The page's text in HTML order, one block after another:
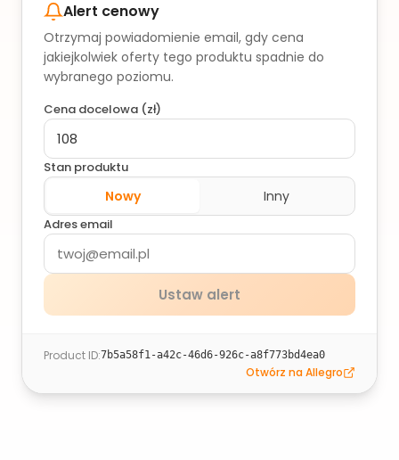
Alert cenowy
Otrzymaj powiadomienie email, gdy cena
jakiejkolwiek oferty tego produktu spadnie do
wybranego poziomu.
Cena docelowa (zł)
Stan produktu
Nowy Inny
Adres email
Ustaw alert
Product ID:7b5a58f1-a42c-46d6-926c-a8f773bd4ea0
Otwórz na Allegro